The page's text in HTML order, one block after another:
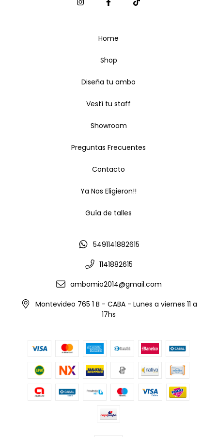
Home
Shop
Diseña tu ambo
Vestí tu staff
Showroom
Preguntas Frecuentes
Contacto
Ya Nos Eligieron!!
Guía de talles
5491141882615
1141882615
ambomio2014@gmail.com
Montevideo 765 1 B - CABA - Lunes a viernes 11 a
17hs